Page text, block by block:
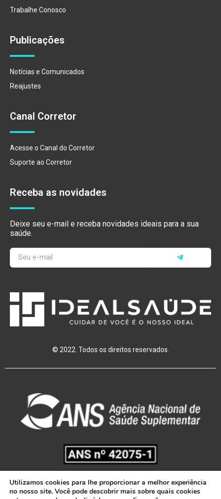
Trabalhe Conosco
Publicações
Notícias e Comunicados
Reajustes
Canal Corretor
Acesse o Canal do Corretor
Suporte ao Corretor
Receba as novidades
Deixe seu e-mail e receba novidades ideais para a sua
saúde.
© 2022. Todos os direitos reservados.
Utilizamos cookies para lhe proporcionar a melhor experiência
no nosso site. Você pode descobrir mais sobre quais cookies